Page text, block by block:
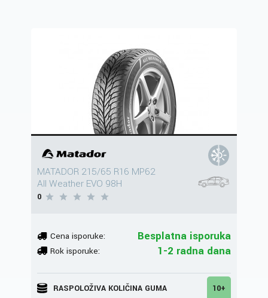
MATADOR 215/65 R16 MP62
All Weather EVO 98H
0
Cena isporuke: Besplatna isporuka
Rok isporuke: 1-2 radna dana
RASPOLOŽIVA KOLIČINA GUMA 10+